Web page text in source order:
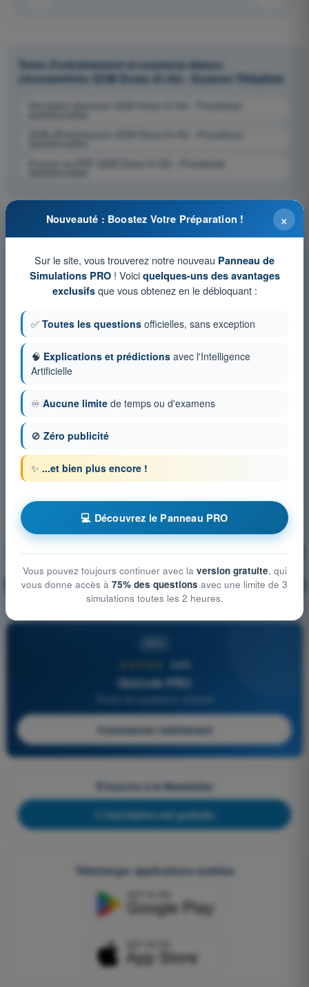
Tests d'entraînement et examens blancs
chronométrés QCM Drone A1/A3 - Examen Télépilote
Simulation d'examen QCM Drone A1/A3 - Procédures
Examen en PDF QCM Drone A1/A3 - Procédures
Procédures opérationnelles S'entraîner !
🔒 PRO Explication de la question
4,6/5
Quizvds PRO
Commencer maintenant
S'inscrire à la Newsletter
L'inscription est gratuite
Télécharger applications mobiles
×
Nouveauté : Boostez Votre Préparation !
Sur le site, vous trouverez notre nouveau Panneau de
Simulations PRO! Voici quelques-uns des avantages
exclusifsque vous obtenez en le débloquant :
✅ Toutes les questions officielles, sans exception
🧠 Explications et prédictions avec l'Intelligence
Artificielle
♾️ Aucune limite de temps ou d'examens
🚫 Zéro publicité
✨ ...et bien plus encore !
💻 Découvrez le Panneau PRO
Vous pouvez toujours continuer avec la version gratuite, qui
vous donne accès à 75% des questions avec une limite de 3
simulations toutes les 2 heures.